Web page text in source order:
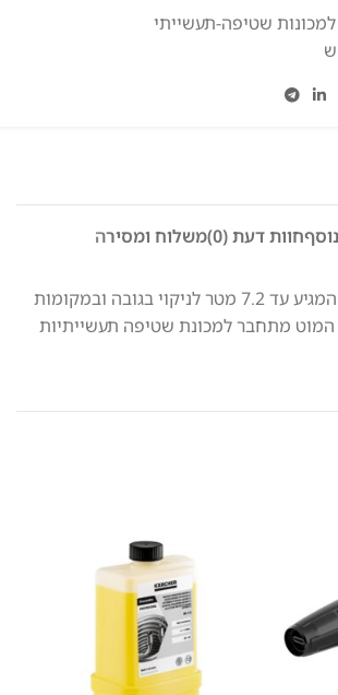
למכונות שטיפה-תעשייתי
חוות דעת (0) משלוח ומסירה
מוט מאריך טלסקופי המגיע עד 7.2 מטר לניקוי בגובה ובמקומות
מתחבר למכונת שטיפה תעשייתיות